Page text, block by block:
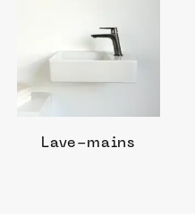
Lave-mains